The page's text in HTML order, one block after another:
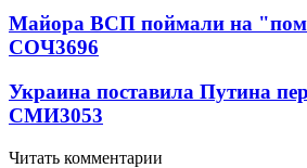
Майора ВСП поймали на
СОЧ3696
Украина поставила Путина
СМИ3053
Читать комментарии